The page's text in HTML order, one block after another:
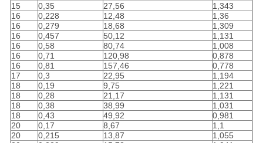
15
0,35 27,56
1,343
16
0,228 12,48
1,36
16
0,279 18,68
1,309
16
0,457 50,12
1,131
16
0,58 80,74
1,008
16
0,71 120,98
0,878
16
0,81 157,46
0,778
17
0,3 22,95
1,194
18
0,19 9,75
1,221
18
0,28 21,17
1,131
18
0,38 38,99
1,031
18
0,43 49,92
0,981
20
0,17 8,67
1,1
20
0,215 13,87
1,055